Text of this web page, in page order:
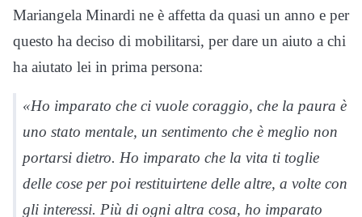
Mariangela Minardi ne è affetta da quasi un anno e per
questo ha deciso di mobilitarsi, per dare un aiuto a chi
ha aiutato lei in prima persona:
«Ho imparato che ci vuole coraggio, che la paura è
uno stato mentale, un sentimento che è meglio non
portarsi dietro. Ho imparato che la vita ti toglie
delle cose per poi restituirtene delle altre, a volte con
gli interessi. Più di ogni altra cosa, ho imparato